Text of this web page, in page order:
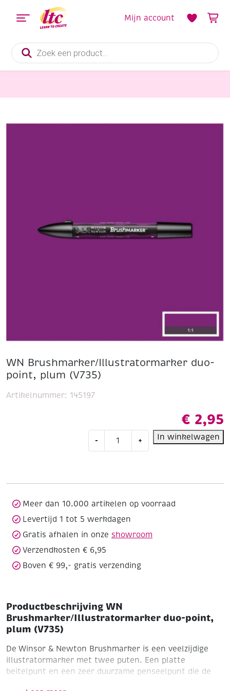
Producten
zoeken
Mijn account
WN Brushmarker/Illustratormarker duo-
point, plum (V735)
€ 2,95
-
Brushmarker/Illustratormarker
aantal
+ In winkelwagen
Artikelnummer: 145197
Meer dan 10.000 artikelen op voorraad
Levertijd 1 tot 5 werkdagen
Gratis afhalen in onze showroom
Verzendkosten € 6,95
Boven € 99,- gratis verzending
Productbeschrijving WN
Brushmarker/Illustratormarker duo-point,
plum (V735)
De Winsor & Newton Brushmarker is een veelzijdige
illustratormarker met twee puten. Een platte
beitelpunt en een zeer duurzame penseelpunt die de